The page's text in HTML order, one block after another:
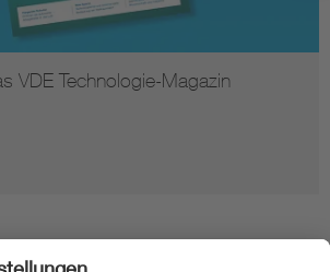
VDE Technologie-Magazin